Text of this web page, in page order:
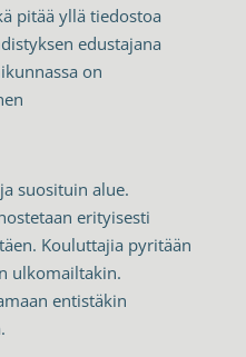
pitää yllä tiedostoa
edustajana
on
suosituin alue.
erityisesti
Kouluttajia pyritään
ulkomailtakin.
entistäkin